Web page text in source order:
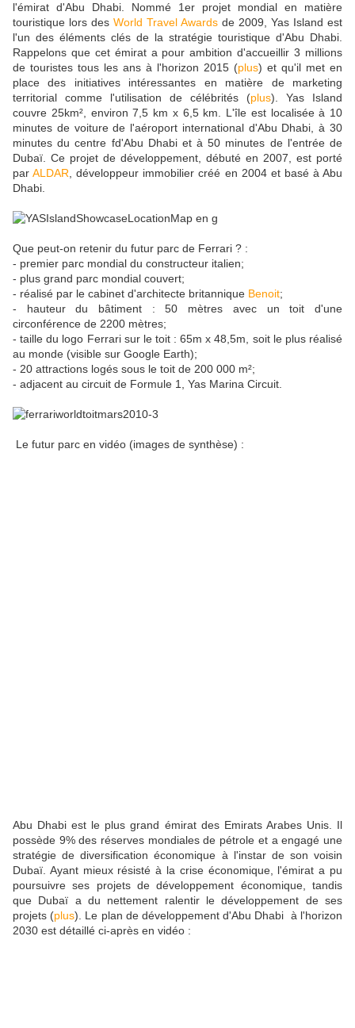
l'émirat d'Abu Dhabi. Nommé 1er projet mondial en matière
touristique lors des World Travel Awards de 2009, Yas Island est
l'un des éléments clés de la stratégie touristique d'Abu Dhabi.
Rappelons que cet émirat a pour ambition d'accueillir 3 millions
de touristes tous les ans à l'horizon 2015 (plus) et qu'il met en
place des initiatives intéressantes en matière de marketing
territorial comme l'utilisation de célébrités (plus). Yas Island
couvre 25km², environ 7,5 km x 6,5 km. L'île est localisée à 10
minutes de voiture de l'aéroport international d'Abu Dhabi, à 30
minutes du centre fd'Abu Dhabi et à 50 minutes de l'entrée de
Dubaï. Ce projet de développement, débuté en 2007, est porté
parALDAR , développeur immobilier créé en 2004 et basé à Abu
Dhabi.
Que peut-on retenir du futur parc de Ferrari ? :
- premier parc mondial du constructeur italien;
- plus grand parc mondial couvert;
- réalisé par le cabinet d'architecte britannique Benoit;
- hauteur du bâtiment : 50 mètres avec un toit d'une
circonférence de 2200 mètres;
- taille du logo Ferrari sur le toit : 65m x 48,5m, soit le plus réalisé
au monde (visible sur Google Earth);
- 20 attractions logés sous le toit de 200 000 m²;
- adjacent au circuit de Formule 1, Yas Marina Circuit.
Le futur parc en vidéo (images de synthèse) :
Abu Dhabi est le plus grand émirat des Emirats Arabes Unis. Il
possède 9% des réserves mondiales de pétrole et a engagé une
stratégie de diversification économique à l'instar de son voisin
Dubaï. Ayant mieux résisté à la crise économique, l'émirat a pu
poursuivre ses projets de développement économique, tandis
que Dubaï a du nettement ralentir le développement de ses
projets (plus). Le plan de développement d'Abu Dhabi à l'horizon
2030 est détaillé ci-après en vidéo :